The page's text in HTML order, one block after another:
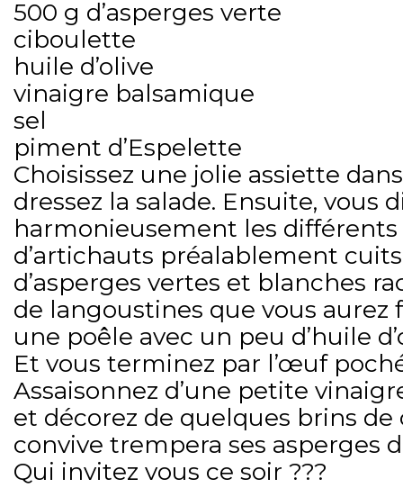
500 g d’asperges verte
ciboulette
huile d’olive
vinaigre balsamique
sel
piment d’Espelette
Choisissez une jolie assiette
dressez la salade. Ensuite, vous
harmonieusement les
d’artichauts préalablement
d’asperges vertes et blanches
de langoustines que vous aurez
une poêle avec un peu d’huile
Et vous terminez par l’œuf
Assaisonnez d’une petite
et décorez de quelques brins
convive trempera ses asperges
Qui invitez vous ce soir ???